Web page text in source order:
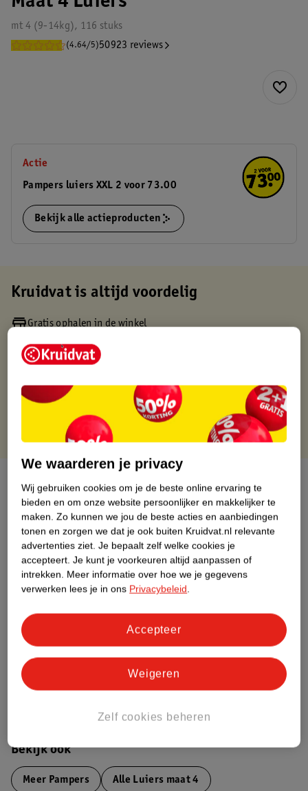
mt 4 (9-14kg), 116 stuks
(4.64/5)50923 reviews
Actie
Pampers luiers XXL 2 voor 73.00
Bekijk alle actieproducten
Kruidvat is altijd voordelig
Gratis ophalen in de winkel
Gratis thuisbezorgd vanaf 50.00
Gratis punten met je Kruidvat kaart
Over dit product
Productinformatie
Etiketinformatie
Nature Impact Score
Dit product heeft (nog) geen Nature
Impact Score.
Bekijk ook
Meer Pampers Alle Luiers maat 4
We waarderen je privacy
Wij gebruiken cookies om je de beste online ervaring te
bieden en om onze website persoonlijker en makkelijker te
maken. Zo kunnen we jou de beste acties en aanbiedingen
tonen en zorgen we dat je ook buiten Kruidvat.nl relevante
advertenties ziet. Je bepaalt zelf welke cookies je
accepteert. Je kunt je voorkeuren altijd aanpassen of
intrekken. Meer informatie over hoe we je gegevens
verwerken lees je in ons Privacybeleid.
Zelf cookies beheren
Weigeren
Accepteer